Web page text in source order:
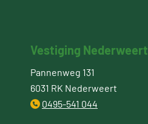
Vestiging Nederweert
Pannenweg 131
6031 RK Nederweert
0495-541 044